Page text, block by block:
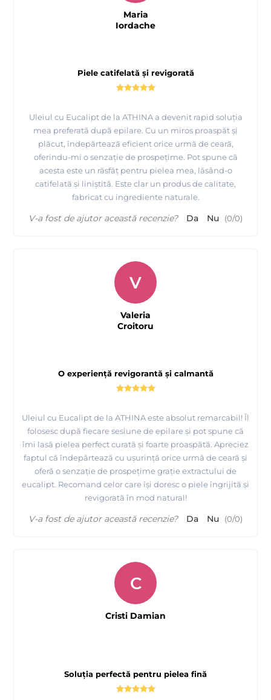
Piele catifelată și revigorată
Uleiul cu Eucalipt de la ATHINA a devenit rapid soluția
mea preferată după epilare. Cu un miros proaspăt și
plăcut, îndepărtează eficient orice urmă de ceară,
oferindu-mi o senzație de prospețime. Pot spune că
acesta este un răsfăț pentru pielea mea, lăsând-o
catifelată și liniștită. Este clar un produs de calitate,
fabricat cu ingrediente naturale.
Maria
Iordache
V-a fost de ajutor această recenzie? Da Nu (0/0)
O experiență revigorantă și calmantă
Uleiul cu Eucalipt de la ATHINA este absolut remarcabil! Îl
folosesc după fiecare sesiune de epilare și pot spune că
îmi lasă pielea perfect curată și foarte proaspătă. Apreciez
faptul că îndepărtează cu ușurință orice urmă de ceară și
oferă o senzație de prospețime grație extractului de
eucalipt. Recomand celor care își doresc o piele îngrijită și
revigorată în mod natural!
V
Valeria
Croitoru
V-a fost de ajutor această recenzie? Da Nu (0/0)
Soluția perfectă pentru pielea fină
C
Cristi Damian